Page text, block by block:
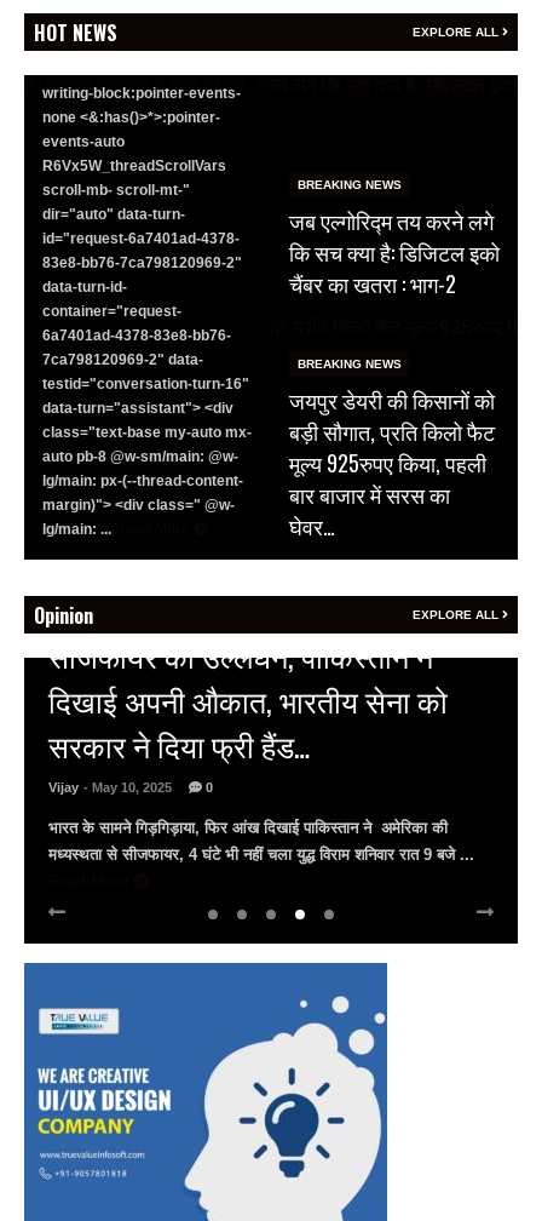
HOT NEWS EXPLORE ALL
text-primary w-full
writing-block:pointer-events-
none <&:has()>*>:pointer-
events-auto
R6Vx5W_threadScrollVars
scroll-mb- scroll-mt-"
dir="auto" data-turn-
id="request-6a7401ad-4378-
83e8-bb76-7ca798120969-2"
data-turn-id-
container="request-
6a7401ad-4378-83e8-bb76-
7ca798120969-2" data-
testid="conversation-turn-16"
data-turn="assistant"> <div
class="text-base my-auto mx-
auto pb-8 @w-sm/main: @w-
lg/main: px-(--thread-content-
margin)"> <div class=" @w-
lg/main: ...
BREAKING NEWS
जब एल्गोरिद्म तय करने लगे
कि सच क्या है: डिजिटल इको
चैंबर का खतरा : भाग-2
BREAKING NEWS
जयपुर डेयरी की किसानों को
बड़ी सौगात, प्रति किलो फैट
मूल्य 925रुपए किया, पहली
बार बाजार में सरस का
घेवर…
Opinion EXPLORE ALL
अल्बर्ट हॉल पर राजस्थान दिवस समारोह,
राजस्थानी लोक कलाकारों ने बांधा समां…
Vijay - March 30, 2025
अल्बर्ट हॉल पर राज्यस्तरीय सांस्कृतिक संध्या का भव्य आयोजन, उमड़ा जन
सैलाब राज्यपाल हरिभाऊ किसनराव बागडे़, मुख्यमंत्री भजनलाल शर्मा और उप